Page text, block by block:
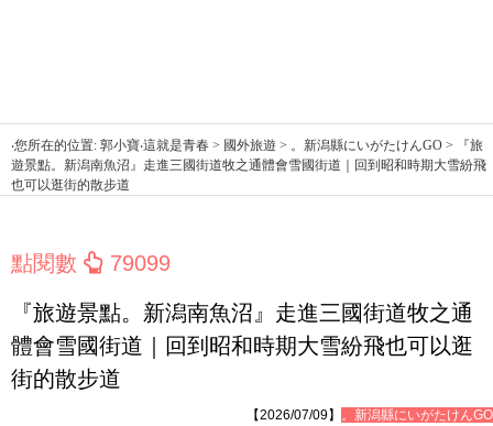
‧您所在的位置: 郭小寶‧這就是青春 > 國外旅遊 > 。新潟縣にいがたけんGO > 『旅
遊景點。新潟南魚沼』走進三國街道牧之通體會雪國街道｜回到昭和時期大雪紛飛
也可以逛街的散步道
點閱數 79099
『旅遊景點。新潟南魚沼』走進三國街道牧之通
體會雪國街道｜回到昭和時期大雪紛飛也可以逛
街的散步道
【2026/07/09】 。新潟縣にいがたけんGO